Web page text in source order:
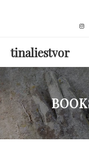
tinaliestvor